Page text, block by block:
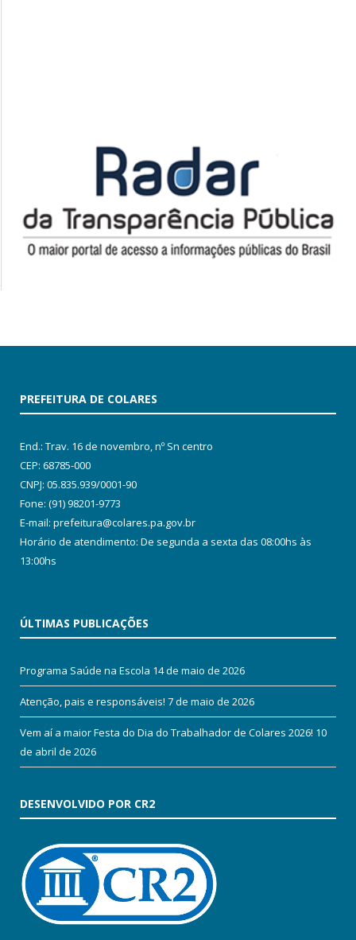
PREFEITURA DE COLARES
End.: Trav. 16 de novembro, nº Sn centro
CEP: 68785-000
CNPJ: 05.835.939/0001-90
Fone: (91) 98201-9773
E-mail: prefeitura@colares.pa.gov.br
Horário de atendimento: De segunda a sexta das 08:00hs às
13:00hs
ÚLTIMAS PUBLICAÇÕES
Programa Saúde na Escola 14 de maio de 2026
Atenção, pais e responsáveis! 7 de maio de 2026
Vem aí a maior Festa do Dia do Trabalhador de Colares 2026! 10
de abril de 2026
DESENVOLVIDO POR CR2